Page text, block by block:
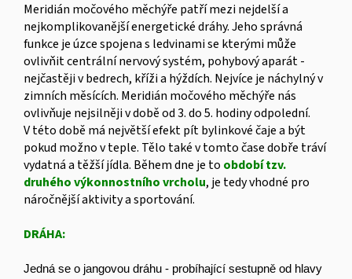
Meridián močového měchýře patří mezi nejdelší a
nejkomplikovanější energetické dráhy. Jeho správná
funkce je úzce spojena s ledvinami se kterými může
ovlivňit centrální nervový systém, pohybový aparát -
nejčastěji v bedrech, kříži a hýždích. Nejvíce je náchylný v
zimních měsících. Meridián močového měchýře nás
ovlivňuje nejsilněji v době od 3. do 5. hodiny odpolední.
V této době má největší efekt pít bylinkové čaje a být
pokud možno v teple. Tělo také v tomto čase dobře tráví
vydatná a těžší jídla. Během dne je to období tzv.
druhého výkonnostního vrcholu, je tedy vhodné pro
náročnější aktivity a sportování.
DRÁHA:
Jedná se o jangovou dráhu - probíhající sestupně od hlavy